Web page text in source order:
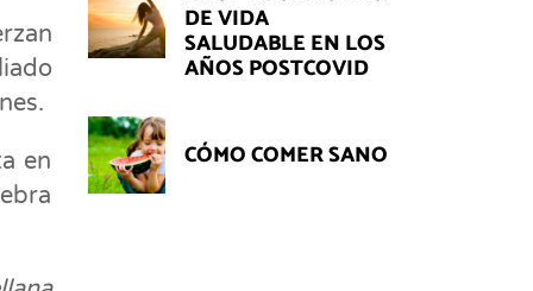
en
DE VIDA
SALUDABLE EN LOS
AÑOS POSTCOVID
CÓMO COMER SANO